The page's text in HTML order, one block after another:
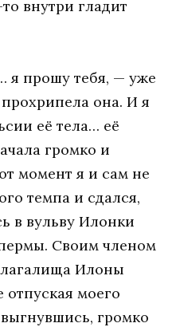
внутри гладит
я прошу тебя, — уже
она. И я
её тела… её
громко и
момент я и сам не
темпа и сдался,
в вульву Илонки
Своим членом
Илоны
отпуская моего
громко